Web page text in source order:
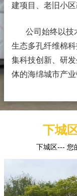
建项目、老旧小区
公司始终以技
生态多孔纤维棉
集科技创新、研
体的海绵城市产业
下城
下城区--- 您